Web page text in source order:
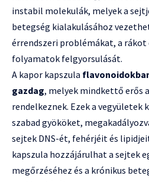
instabil molekulák, melyek a
betegség kialakulásához
érrendszeri problémákat, a rákot
folyamatok felgyorsulását.
A kapor kapszula
gazdag, melyek mindkettő erős
rendelkeznek. Ezek a vegyületek
szabad gyököket,
sejtek DNS-ét, fehérjéit és
kapszula hozzájárulhat a sejtek
megőrzéséhez és a krónikus